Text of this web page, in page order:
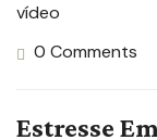
vídeo
0 Comments
Estresse